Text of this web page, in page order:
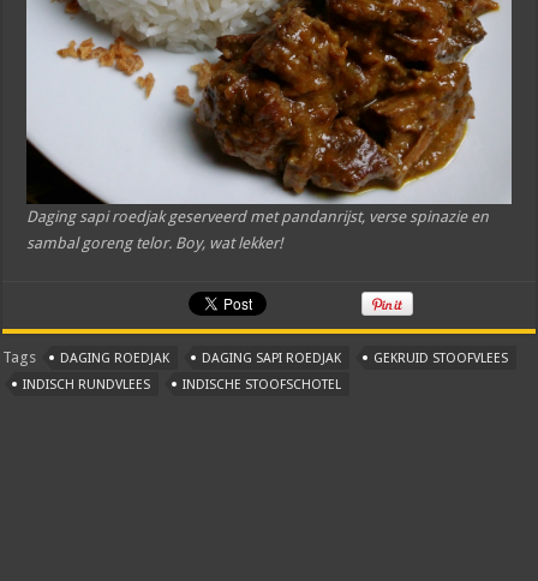
Daging sapi roedjak geserveerd met pandanrijst, verse spinazie en
sambal goreng telor. Boy, wat lekker!
Tags DAGING ROEDJAK DAGING SAPI ROEDJAK
GEKRUID STOOFVLEES
INDISCH RUNDVLEES
INDISCHE STOOFSCHOTEL